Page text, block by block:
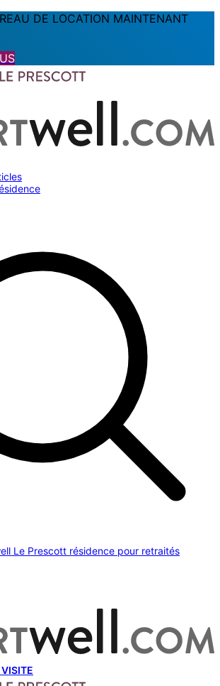
DE LOCATION MAINTENANT
Le Prescott résidence pour retraités